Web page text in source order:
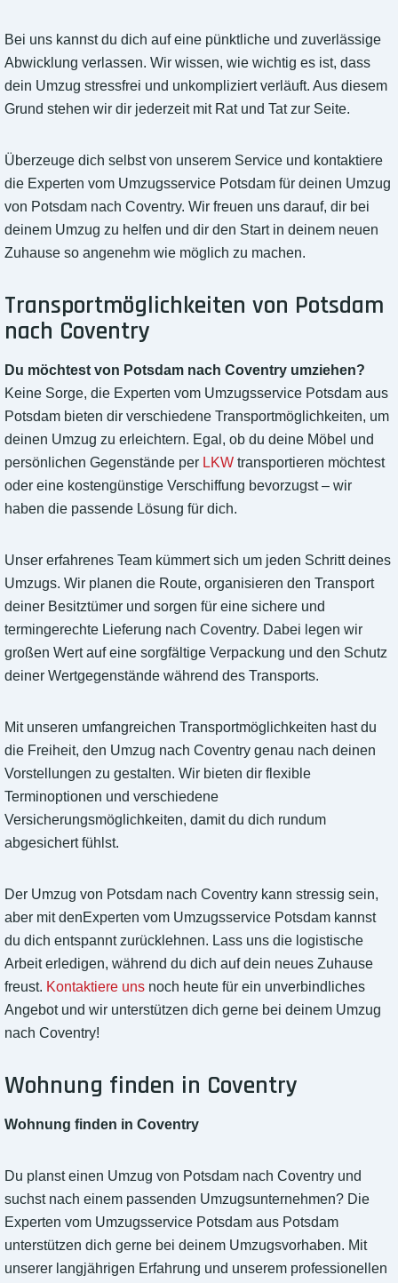
Bei uns kannst du dich auf eine pünktliche und zuverlässige
Abwicklung verlassen. Wir wissen, wie wichtig es ist, dass
dein Umzug stressfrei und unkompliziert verläuft. Aus diesem
Grund stehen wir dir jederzeit mit Rat und Tat zur Seite.
Überzeuge dich selbst von unserem Service und kontaktiere
die Experten vom Umzugsservice Potsdam für deinen Umzug
von Potsdam nach Coventry. Wir freuen uns darauf, dir bei
deinem Umzug zu helfen und dir den Start in deinem neuen
Zuhause so angenehm wie möglich zu machen.
Transportmöglichkeiten von Potsdam
nach Coventry
Du möchtest von Potsdam nach Coventry umziehen?
Keine Sorge, die Experten vom Umzugsservice Potsdam aus
Potsdam bieten dir verschiedene Transportmöglichkeiten, um
deinen Umzug zu erleichtern. Egal, ob du deine Möbel und
persönlichen Gegenstände per LKW transportieren möchtest
oder eine kostengünstige Verschiffung bevorzugst – wir
haben die passende Lösung für dich.
Unser erfahrenes Team kümmert sich um jeden Schritt deines
Umzugs. Wir planen die Route, organisieren den Transport
deiner Besitztümer und sorgen für eine sichere und
termingerechte Lieferung nach Coventry. Dabei legen wir
großen Wert auf eine sorgfältige Verpackung und den Schutz
deiner Wertgegenstände während des Transports.
Mit unseren umfangreichen Transportmöglichkeiten hast du
die Freiheit, den Umzug nach Coventry genau nach deinen
Vorstellungen zu gestalten. Wir bieten dir flexible
Terminoptionen und verschiedene
Versicherungsmöglichkeiten, damit du dich rundum
abgesichert fühlst.
Der Umzug von Potsdam nach Coventry kann stressig sein,
aber mit denExperten vom Umzugsservice Potsdam kannst
du dich entspannt zurücklehnen. Lass uns die logistische
Arbeit erledigen, während du dich auf dein neues Zuhause
freust. Kontaktiere uns noch heute für ein unverbindliches
Angebot und wir unterstützen dich gerne bei deinem Umzug
nach Coventry!
Wohnung finden in Coventry
Wohnung finden in Coventry
Du planst einen Umzug von Potsdam nach Coventry und
suchst nach einem passenden Umzugsunternehmen? Die
Experten vom Umzugsservice Potsdam aus Potsdam
unterstützen dich gerne bei deinem Umzugsvorhaben. Mit
unserer langjährigen Erfahrung und unserem professionellen